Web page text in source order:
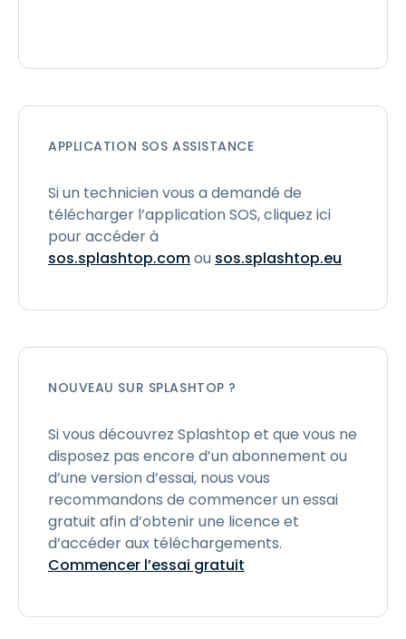
APPLICATION SOS ASSISTANCE
Si un technicien vous a demandé de
télécharger l’application SOS, cliquez ici
pour accéder à
sos.splashtop.comou sos.splashtop.eu
NOUVEAU SUR SPLASHTOP ?
Si vous découvrez Splashtop et que vous ne
disposez pas encore d’un abonnement ou
d’une version d’essai, nous vous
recommandons de commencer un essai
gratuit afin d’obtenir une licence et
d’accéder aux téléchargements.
Commencer l’essai gratuit